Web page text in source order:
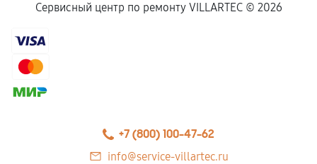
Сервисный центр по ремонту VILLARTEC © 2026
+7 (800) 100-47-62
info@service-villartec.ru